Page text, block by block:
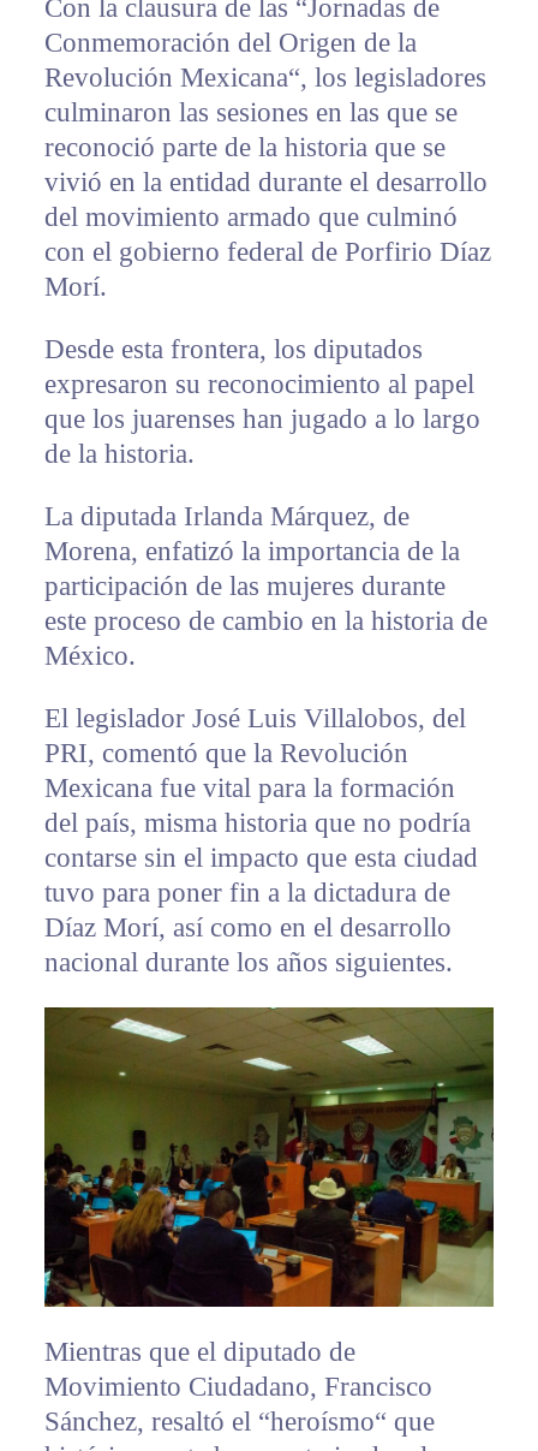
Con la clausura de las “Jornadas de
Conmemoración del Origen de la
Revolución Mexicana“, los legisladores
culminaron las sesiones en las que se
reconoció parte de la historia que se
vivió en la entidad durante el desarrollo
del movimiento armado que culminó
con el gobierno federal de Porfirio Díaz
Morí.
Desde esta frontera, los diputados
expresaron su reconocimiento al papel
que los juarenses han jugado a lo largo
de la historia.
La diputada Irlanda Márquez, de
Morena, enfatizó la importancia de la
participación de las mujeres durante
este proceso de cambio en la historia de
México.
El legislador José Luis Villalobos, del
PRI, comentó que la Revolución
Mexicana fue vital para la formación
del país, misma historia que no podría
contarse sin el impacto que esta ciudad
tuvo para poner fin a la dictadura de
Díaz Morí, así como en el desarrollo
nacional durante los años siguientes.
Mientras que el diputado de
Movimiento Ciudadano, Francisco
Sánchez, resaltó el “heroísmo“ que